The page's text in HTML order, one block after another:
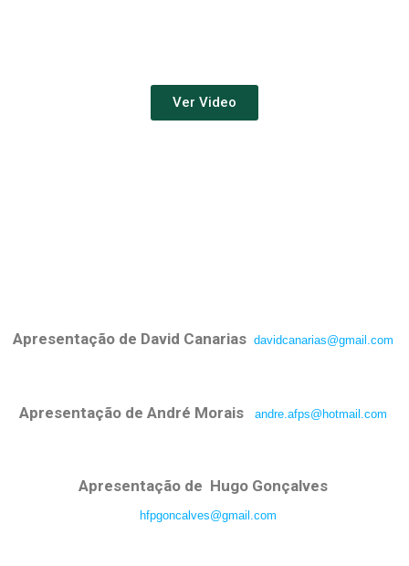
Ver Video
Apresentação de David Canarias davidcanarias@gmail.com
Apresentação de André Morais andre.afps@hotmail.com
Apresentação de Hugo Gonçalves
hfpgoncalves@gmail.com